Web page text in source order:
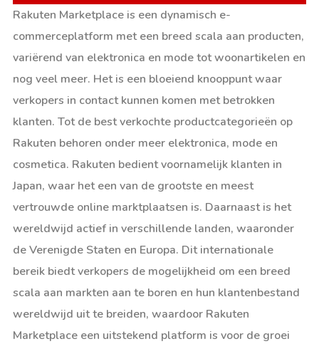
Rakuten Marketplace is een dynamisch e-
commerceplatform met een breed scala aan producten,
variërend van elektronica en mode tot woonartikelen en
nog veel meer. Het is een bloeiend knooppunt waar
verkopers in contact kunnen komen met betrokken
klanten. Tot de best verkochte productcategorieën op
Rakuten behoren onder meer elektronica, mode en
cosmetica. Rakuten bedient voornamelijk klanten in
Japan, waar het een van de grootste en meest
vertrouwde online marktplaatsen is. Daarnaast is het
wereldwijd actief in verschillende landen, waaronder
de Verenigde Staten en Europa. Dit internationale
bereik biedt verkopers de mogelijkheid om een breed
scala aan markten aan te boren en hun klantenbestand
wereldwijd uit te breiden, waardoor Rakuten
Marketplace een uitstekend platform is voor de groei